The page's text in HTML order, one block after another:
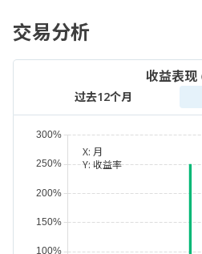
交易分析
收益表现
过去12个月
X: 月
Y:收益率